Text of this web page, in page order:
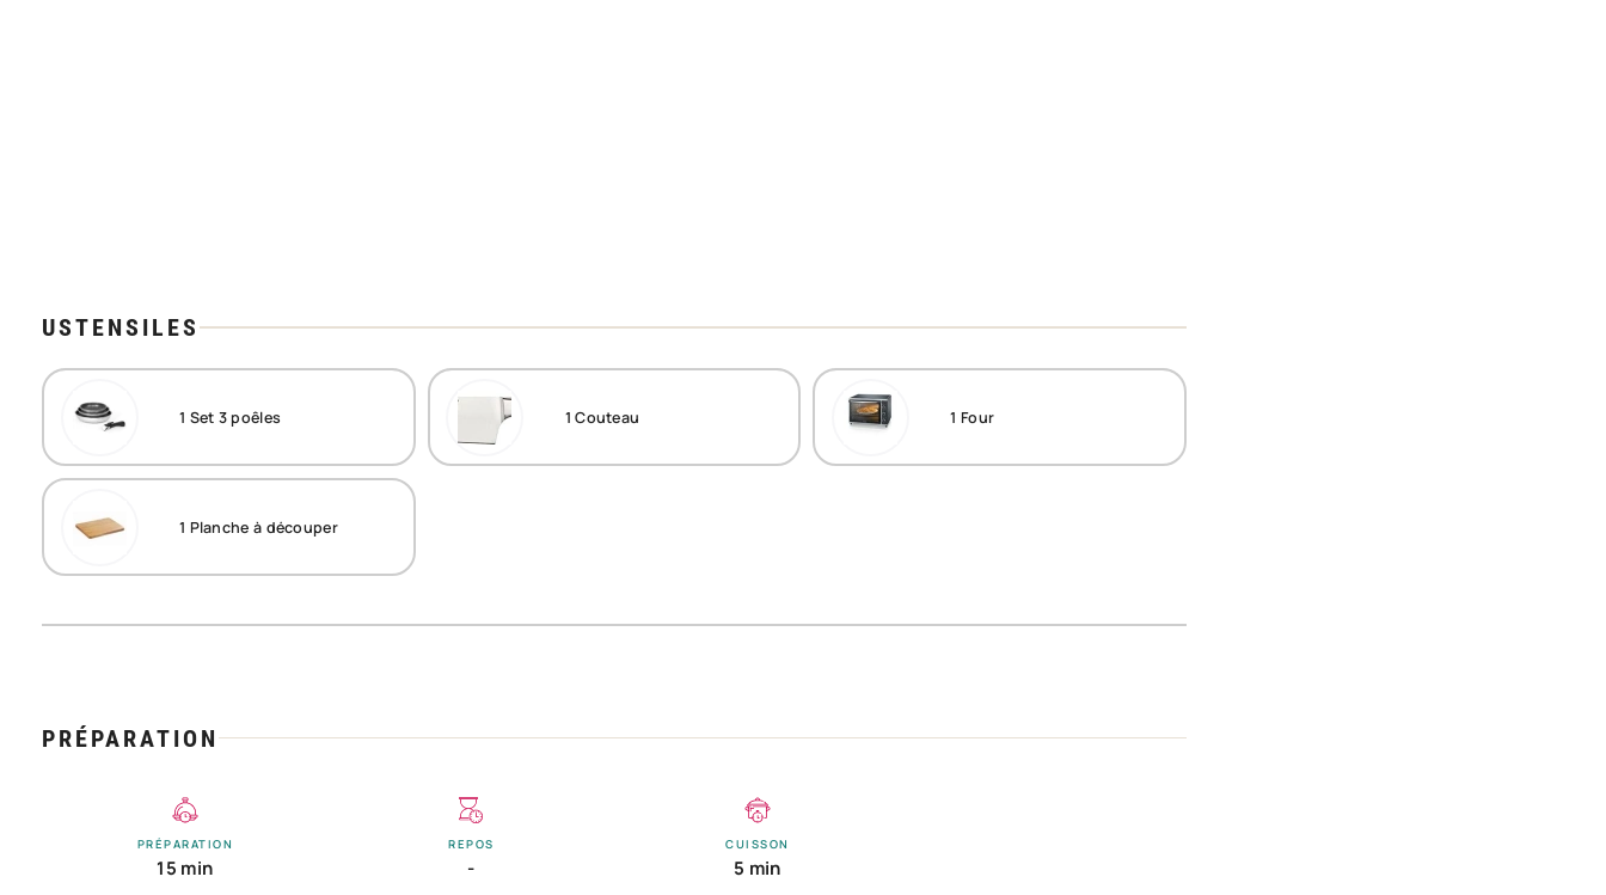
USTENSILES
1 Set 3 poêles 1 Couteau 1 Four
1 Planche à découper
PRÉPARATION
PRÉPARATION
15 min
REPOS
-
CUISSON
5 min